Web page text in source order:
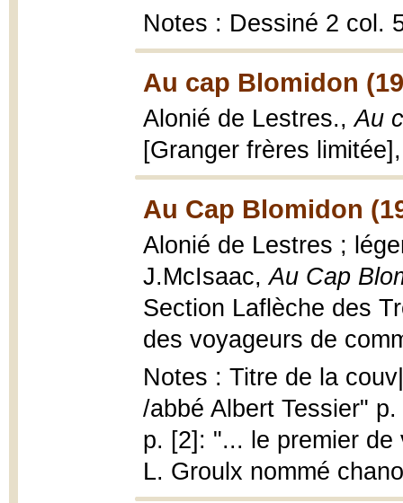
Notes : Dessiné 2 col.
Au cap Blomidon
Alonié de Lestres.,Au
[Granger frères
Au Cap Blomidon
Alonié de Lestres ;
J.McIsaac,Au Cap
Section Laflèche des
des voyageurs de
Notes : Titre de la
/abbé Albert Tessier"
p. [2]: "... le premier
L. Groulx nommé